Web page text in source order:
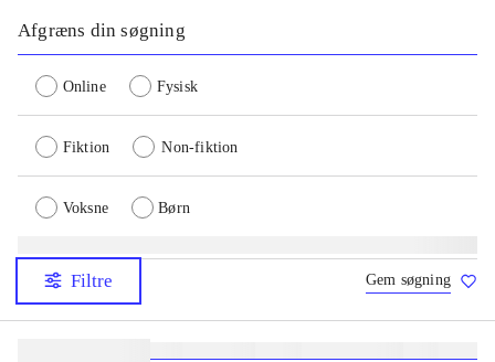
Afgræns din søgning
Online Fysisk
Fiktion Non-fiktion
Voksne Børn
Filtre Gem søgning